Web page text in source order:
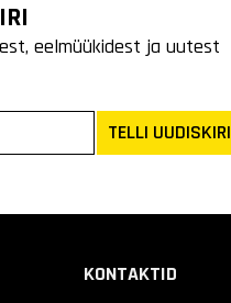
eelmüükidest ja uutest
TELLI UUDISKIRI
KONTAKTID